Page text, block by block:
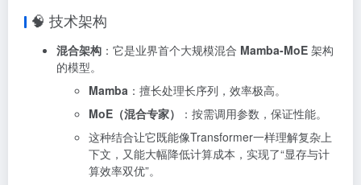
🧠 技术架构
混合架构 ：它是业界首个大规模混合 Mamba-MoE 架构
的模型。
Mamba ：擅长处理长序列，效率极高。
MoE（混合专家）
：按需调用参数，保证性能。
这种结合让它既能像Transformer一样理解复杂上
下文，又能大幅降低计算成本，实现了“显存与计
算效率双优”。